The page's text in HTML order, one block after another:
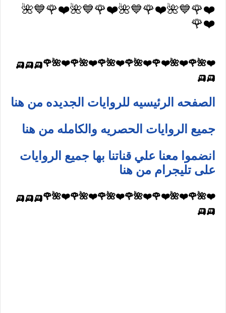
❤️🌹💙🌺❤️🌹💙🌺❤️🌹💙🌺❤️🌹💙🌺
❤️🌹
❤️🌺🌹❤️🌺❤️🌹❤️🌺🌹❤️🌺🌹❤️🌺🌹❤️🌺🌹🛺🛺🛺
🛺🛺
الصفحه الرئيسيه للروايات الجديده من هنا
جميع الروايات الحصريه والكامله من هنا
انضموا معنا علي قناتنا بها جميع الروايات
على تليجرام من هنا
❤️🌺🌹❤️🌺❤️🌹❤️🌺🌹❤️🌺🌹❤️🌺🌹❤️🌺🌹🛺🛺🛺
🛺🛺